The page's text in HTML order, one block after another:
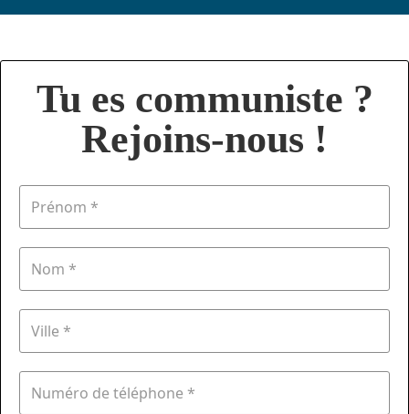
Tu es communiste ?
Rejoins-nous !